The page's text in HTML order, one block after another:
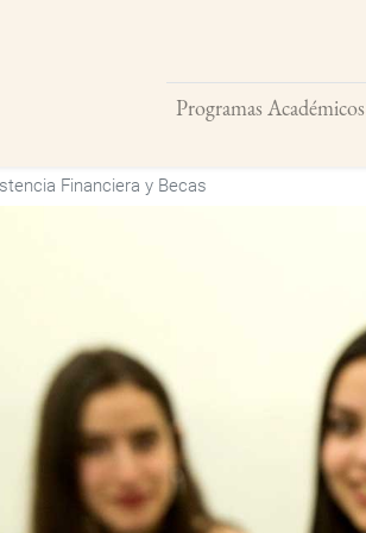
Programas Académicos
Buscar
Financiera y Becas